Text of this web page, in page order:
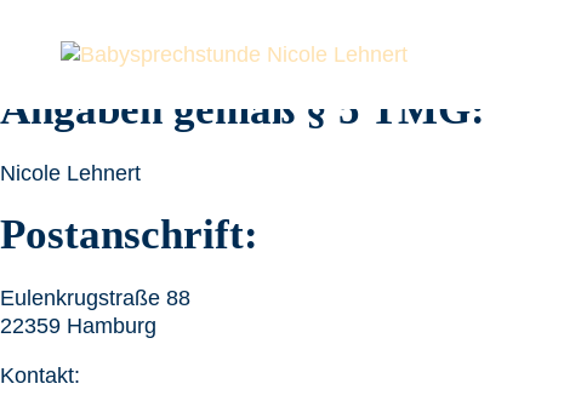
springen
IMPRESSUM
Angaben gemäß § 5 TMG:
Nicole Lehnert
Postanschrift:
Eulenkrugstraße 88
22359 Hamburg
Kontakt: